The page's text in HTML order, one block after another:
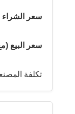
سعر الشراء
سعر البيع (مع
تكلفة